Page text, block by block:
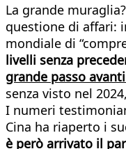
La grande
questione di affari:
mondiale di
livelli senza
grande passo
senza visto nel
I numeri
Cina ha riaperto i
è però arrivato il